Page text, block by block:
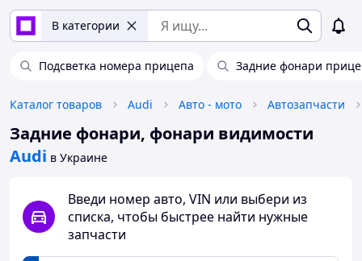
В категории
Подсветка номера прицепа Задние фонари
Каталог товаров Audi Авто - мото Автозапчасти
Задние фонари, фонари видимости
Audi в Украине
Введи номер авто, VIN или выбери из
списка, чтобы быстрее найти нужные
запчасти